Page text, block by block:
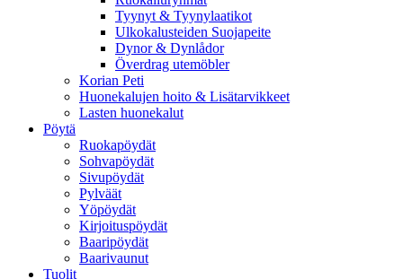
Tyynyt & Tyynylaatikot
Ulkokalusteiden Suojapeite
Dynor & Dynlådor
Överdrag utemöbler
Korian Peti
Huonekalujen hoito & Lisätarvikkeet
Lasten huonekalut
Pöytä
Ruokapöydät
Sohvapöydät
Sivupöydät
Pylväät
Yöpöydät
Kirjoituspöydät
Baaripöydät
Baarivaunut
Tuolit